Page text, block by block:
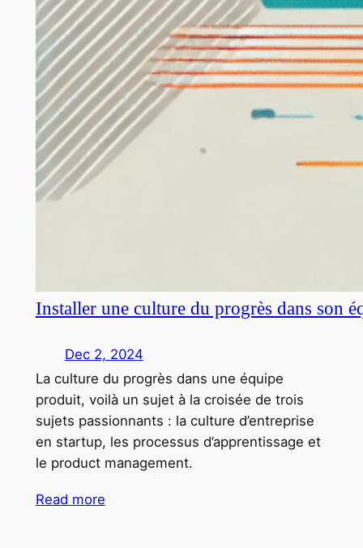
Installer une culture du progrès dans son
Dec 2, 2024
La culture du progrès dans une équipe
produit, voilà un sujet à la croisée de trois
sujets passionnants : la culture d’entreprise
en startup, les processus d’apprentissage et
le product management.
Read more